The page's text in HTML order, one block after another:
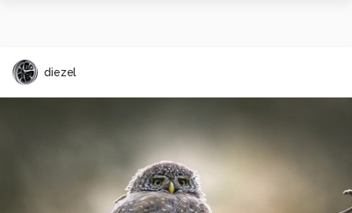
diezel